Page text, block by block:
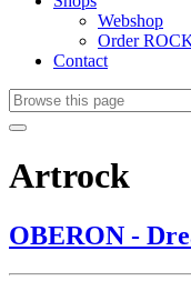
Webshop
Order
Contact
Artrock
OBERON -